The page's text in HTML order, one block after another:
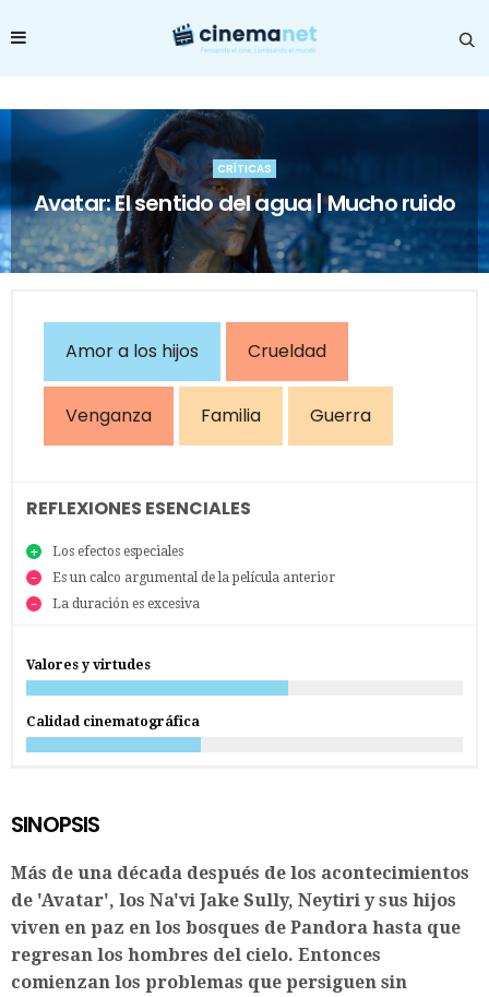
CRÍTICAS
Avatar: El sentido del agua | Mucho ruido
Amor a los hijos Crueldad
Venganza Familia Guerra
REFLEXIONES ESENCIALES
Los efectos especiales
Es un calco argumental de la película anterior
La duración es excesiva
Valores y virtudes
Calidad cinematográfica
SINOPSIS
Más de una década después de los acontecimientos
de 'Avatar', los Na'vi Jake Sully, Neytiri y sus hijos
viven en paz en los bosques de Pandora hasta que
regresan los hombres del cielo. Entonces
comienzan los problemas que persiguen sin